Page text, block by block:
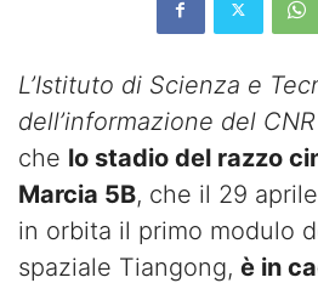
L’Istituto di Scienza e
dell’informazione del
che lo stadio del razzo
Marcia 5B, che il 29
in orbita il primo modulo
spaziale Tiangong, è in